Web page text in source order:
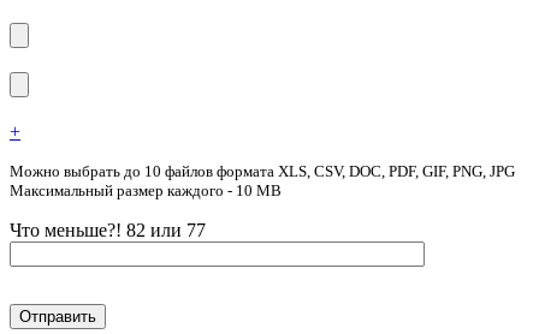
+
Можно выбрать до 10 файлов формата XLS, CSV, DOC, PDF, GIF, PNG, JPG
Максимальный размер каждого - 10 MB
Что меньше?! 82 или 77